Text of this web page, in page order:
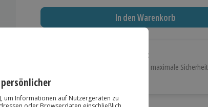
In den Warenkorb
Immer das richtige Geschenk:
Große Auswahl, volle Flexibilität und maximale Sicherheit
Über 9.000 Erlebnisse.